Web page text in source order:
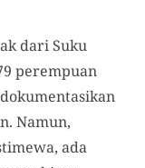
dari Suku
perempuan
Namun,
ada